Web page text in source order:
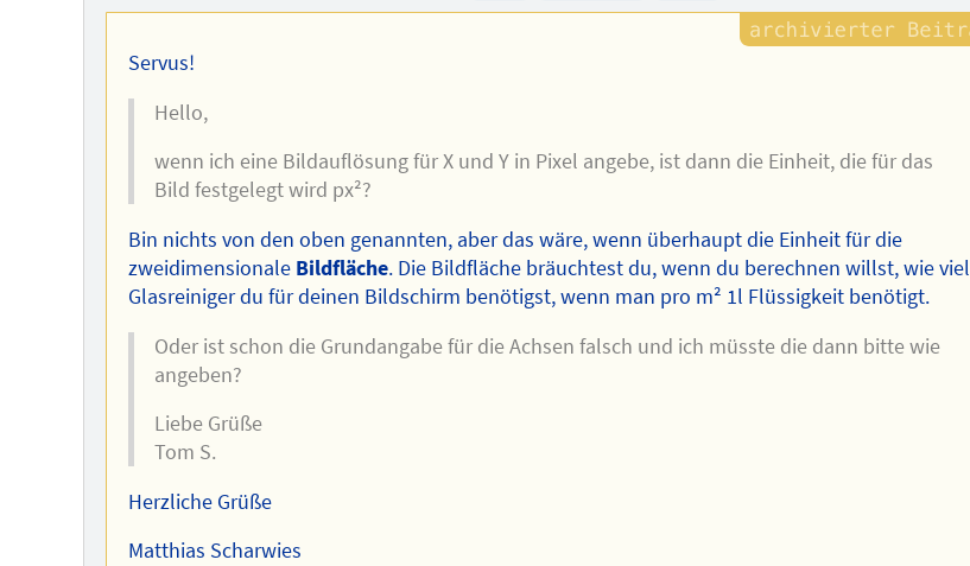
Servus!
Hello,
wenn ich eine Bildauflösung für X und Y in Pixel angebe, ist dann die Einheit, die für das
Bild festgelegt wird px²?
Bin nichts von den oben genannten, aber das wäre, wenn überhaupt die Einheit für die
zweidimensionale Bildfläche. Die Bildfläche bräuchtest du, wenn du berechnen willst, wie viel
Glasreiniger du für deinen Bildschirm benötigst, wenn man pro m² 1l Flüssigkeit benötigt.
Oder ist schon die Grundangabe für die Achsen falsch und ich müsste die dann bitte wie
angeben?
Liebe Grüße
Tom S.
Herzliche Grüße
Matthias Scharwies